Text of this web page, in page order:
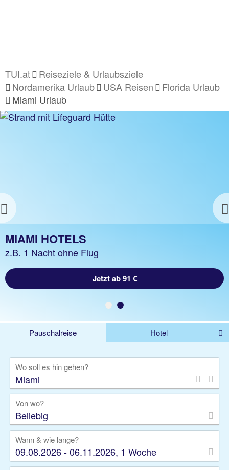
TUI.at
Reiseziele & Urlaubsziele
Nordamerika Urlaub
USA Reisen
Florida Urlaub
Miami Urlaub
Previous
MIAMI URLAUB
z.B. 1 Woche Hotel inklusive Flug
Jetzt ab 1585 €
MIAMI HOTELS
z.B. 1 Nacht ohne Flug
Jetzt ab 91 €
Pauschalreise
Hotel
Rundreise
Kreuzfahrt
Gruppenreise
Camper Privattransfer
Wo soll es hin gehen?
Von wo?
Beliebig
Wann & wie lange?
09.08.2026 - 06.11.2026, 1 Woche